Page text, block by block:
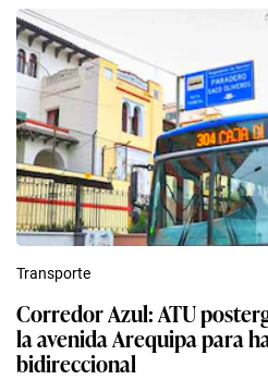
Transporte
Corredor Azul: ATU
la avenida Arequipa para
bidireccional